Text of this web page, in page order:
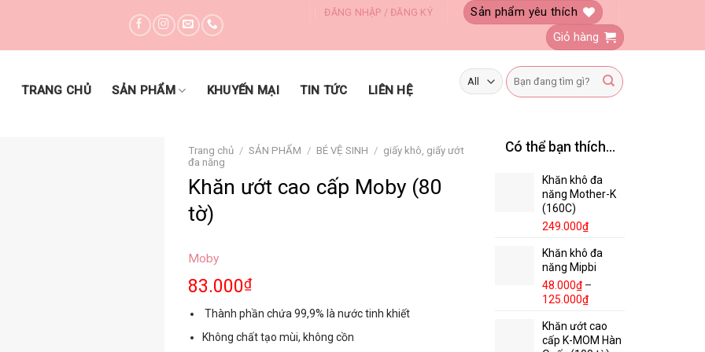
ĐĂNG NHẬP / ĐĂNG KÝ
Sản phẩm yêu thích
Giỏ hàng
TRANG CHỦ
SẢN PHẨM KHUYẾN MẠI TIN TỨC LIÊN HỆ
Tìm
kiếm:
Trang chủ / SẢN PHẨM / BÉ VỆ SINH / giấy khô, giấy ướt
đa năng
Khăn ướt cao cấp Moby (80
tờ)
Moby
83.000₫
Thành phần chứa 99,9% là nước tinh khiết
Không chất tạo mùi, không cồn
Có thể bạn thích…
Khăn khô đa
năng Mother-K
(160C)
249.000₫
Khăn khô đa
năng Mipbi
48.000₫ –
125.000₫
Khăn ướt cao
cấp K-MOM Hàn